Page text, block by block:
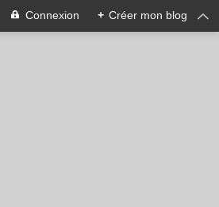
Connexion + Créer mon blog